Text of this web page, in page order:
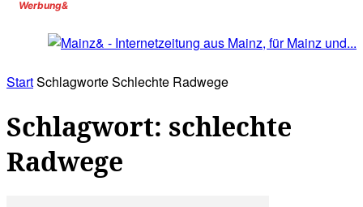
Werbung&
StartSchlagworteSchlechte Radwege
Schlagwort: schlechte
Radwege